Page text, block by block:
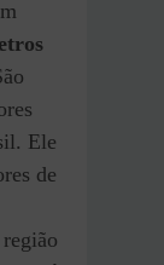
Ele
de